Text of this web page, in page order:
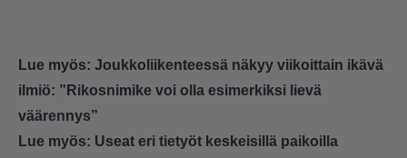
Lue myös: Joukkoliikenteessä näkyy viikoittain ikävä
ilmiö: ”Rikosnimike voi olla esimerkiksi lievä
väärennys”
Lue myös: Useat eri tietyöt keskeisillä paikoilla